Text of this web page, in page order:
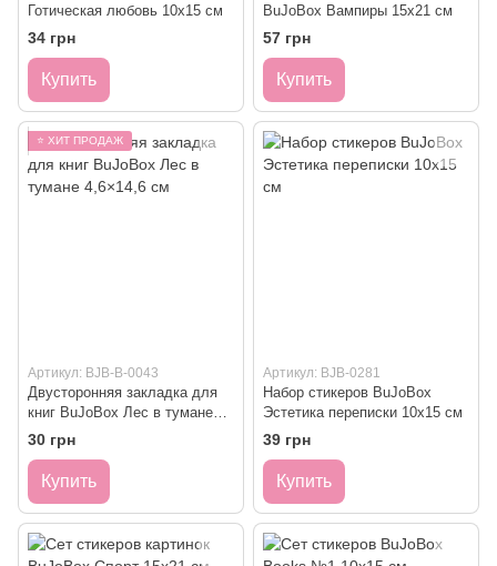
Готическая любовь 10х15 см
34 грн
Купить
BuJoBox Вампиры 15х21 см
57 грн
Купить
⭐ ХИТ ПРОДАЖ
Артикул: BJB-B-0043
Двусторонняя закладка для
книг BuJoBox Лес в тумане
4,6×14,6 см
30 грн
Купить
Артикул: BJB-0281
Набор стикеров BuJoBox
Эстетика переписки 10х15 см
39 грн
Купить